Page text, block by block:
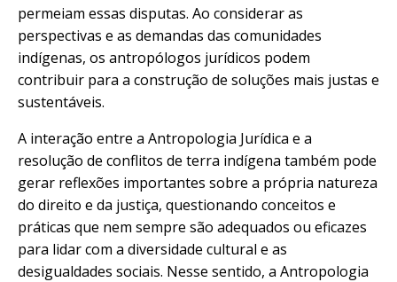
permeiam essas disputas. Ao considerar as
perspectivas e as demandas das comunidades
indígenas, os antropólogos jurídicos podem
contribuir para a construção de soluções mais justas e
sustentáveis.
A interação entre a Antropologia Jurídica e a
resolução de conflitos de terra indígena também pode
gerar reflexões importantes sobre a própria natureza
do direito e da justiça, questionando conceitos e
práticas que nem sempre são adequados ou eficazes
para lidar com a diversidade cultural e as
desigualdades sociais. Nesse sentido, a Antropologia